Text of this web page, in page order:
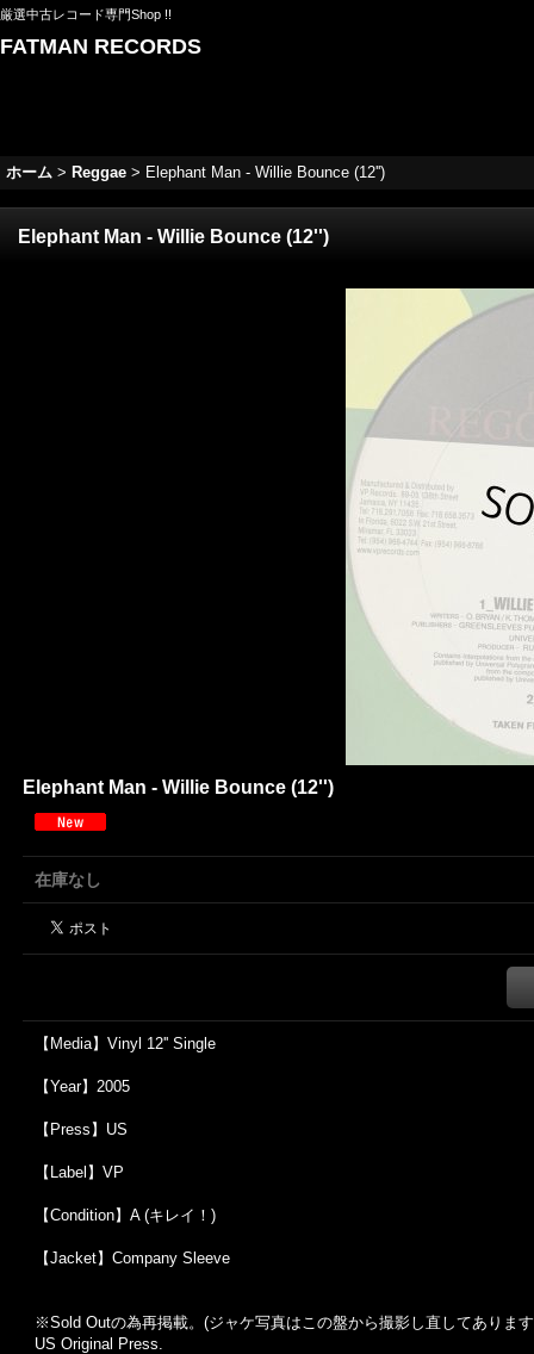
厳選中古レコード専門Shop !!
FATMAN RECORDS
ホーム > Reggae > Elephant Man - Willie Bounce (12'')
Elephant Man - Willie Bounce (12'')
Elephant Man - Willie Bounce (12'')
在庫なし
【Media】Vinyl 12'' Single
【Year】2005
【Press】US
【Label】VP
【Condition】A (キレイ！)
【Jacket】Company Sleeve
※Sold Outの為再掲載。 (ジャケ写真はこの盤から撮影し直してありま
US Original Press.